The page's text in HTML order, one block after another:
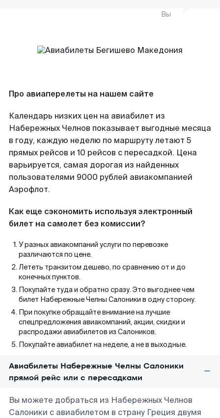
Вы
Про авиаперелеты на нашем сайте
Календарь низких цен на авиабилет из
Набережных Челнов показывает выгодные месяца
в году, каждую неделю по маршруту летают 5
прямых рейсов и 10 рейсов с пересадкой. Цена
варьируется, самая дорогая из найденных
пользователями 9000 рублей авиакомпанией
Аэрофлот.
Как еще сэкономить используя электронный
билет на самолет без комиссии?
У разных авиакомпаний услуги по перевозке
различаются по цене.
Лететь транзитом дешево, по сравнению от и до
конечных пунктов.
Покупайте туда и обратно сразу. Это выгоднее чем
билет Набережные Челны Салоники в одну сторону.
При покупке обращайте внимание на лучшие
спецпредложения авиакомпаний, акции, скидки и
распродажи авиабилетов из Салоников.
Покупайте авиабилет на неделе, а не в выходные.
Авиабилеты Набережные Челны Салоники
прямой рейс или с пересадками
Вы можете добраться из Набережных Челнов
Салоники с авиабилетом в страну Греция двумя